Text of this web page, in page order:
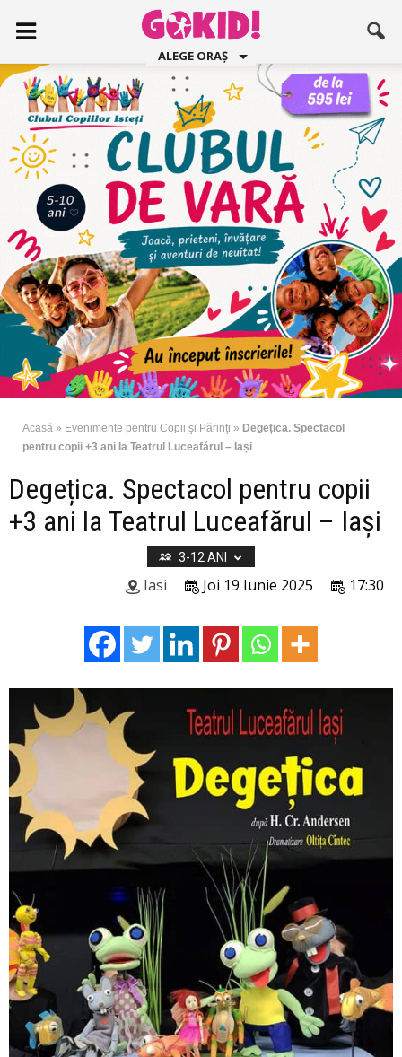
ALEGE ORAȘ
Acasă » Evenimente pentru Copii şi Părinţi » Degețica. Spectacol
pentru copii +3 ani la Teatrul Luceafărul – Iași
Degețica. Spectacol pentru copii
+3 ani la Teatrul Luceafărul – Iași
3-12 ANI
17:30
Joi 19 Iunie 2025
Iasi